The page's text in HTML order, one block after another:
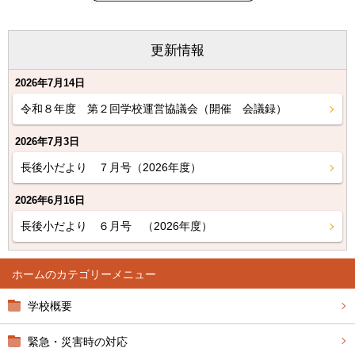
ホーム
学校概要
緊急・災害時の対応
更新情報
2026年7月14日
令和８年度 第２回学校運営協議会（開催 会議録）
2026年7月3日
長後小だより ７月号（2026年度）
2026年6月16日
長後小だより ６月号 （2026年度）